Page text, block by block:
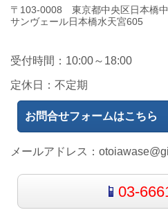
〒103-0008 東京都中央区日本橋
サンヴェール日本橋水天宮605
受付時間：10:00～18:00
定休日：不定期
お問合せフォームはこちら
メールアドレス：
03-